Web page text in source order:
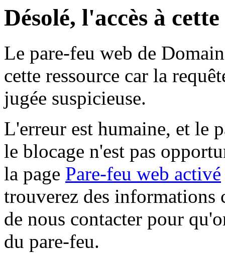
Désolé, l'accès à
Le pare-feu web de
cette ressource car la
jugée suspicieuse.
L'erreur est humaine, et le
le blocage n'est pas
la page Pare-feu web activé
trouverez des informations
de nous contacter pour
du pare-feu.